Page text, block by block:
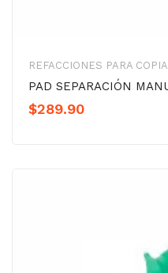
REFACCIONES PARA
PAD SEPARACIÓN
$289.90